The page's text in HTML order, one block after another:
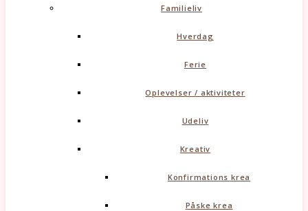
Familieliv
Hverdag
Ferie
Oplevelser / aktiviteter
Udeliv
Kreativ
Konfirmations krea
Påske krea